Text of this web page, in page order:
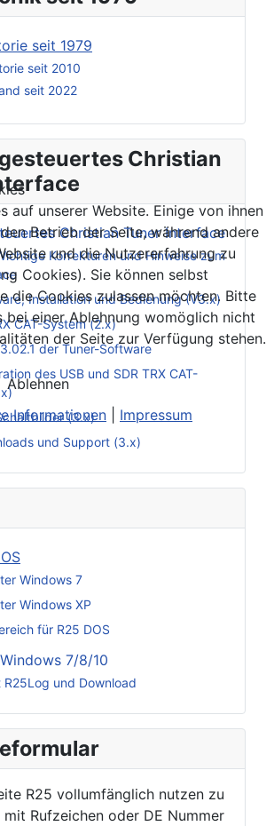
seit 1979
seit 2010
seit 2022
gesteuertes Christian
Christian Tuner Interface
Korrekturen und Hinweise zum
Installation und Bedienung (V3.x)
CAT-System (2.x)
der Tuner-Software
des USB und SDR TRX CAT-
(3.x)
und Support (3.x)
Windows 7
Windows XP
für R25 DOS
7/8/10
R25Log und Download
R25 vollumfänglich nutzen zu
Rufzeichen oder DE Nummer
auf unserer Website. Einige von ihnen
Betrieb der Seite, während andere
und die Nutzererfahrung zu
Cookies). Sie können selbst
die Cookies zulassen möchten. Bitte
bei einer Ablehnung womöglich nicht
der Seite zur Verfügung stehen.
Ablehnen
Informationen
Impressum